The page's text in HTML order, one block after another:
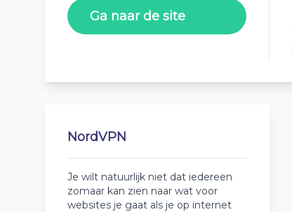
Ga naar de site
NordVPN
Je wilt natuurlijk niet dat iedereen
zomaar kan zien naar wat voor
websites je gaat als je op internet